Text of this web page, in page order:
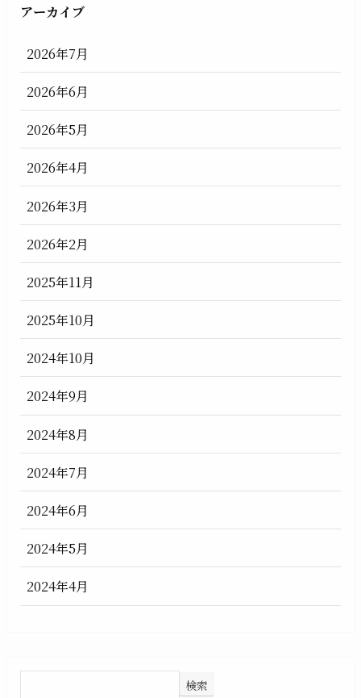
アーカイブ
2026年7月
2026年6月
2026年5月
2026年4月
2026年3月
2026年2月
2025年11月
2025年10月
2024年10月
2024年9月
2024年8月
2024年7月
2024年6月
2024年5月
2024年4月
検索